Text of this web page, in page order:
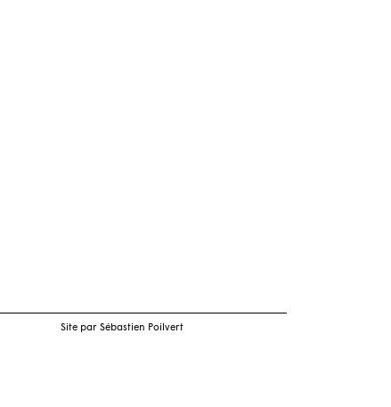
Site par Sébastien Poilvert